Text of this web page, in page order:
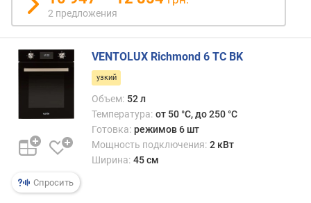
т
к
в
о
с
т
к
о
2 предложения
Спросить
VENTOLUX Richmond 6 TC BK
узкий
Объем: 52 л
Температура: от 50 °C, до 250 °C
Готовка: режимов 6 шт
Мощность подключения: 2 кВт
Ширина: 45 см